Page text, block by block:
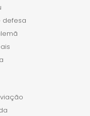
defesa